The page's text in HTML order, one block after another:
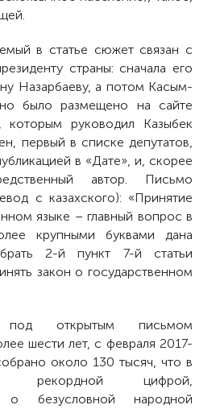
в статье сюжет связан с
страны: сначала его
Назарбаеву, а потом Касым-
было размещено на сайте
которым руководил Казыбек
первый в списке депутатов,
в «Дате», и, скорее
автор. Письмо
с казахского): «Принятие
языке – главный вопрос в
крупными буквами дана
2-й пункт 7-й статьи
закон о государственном
открытым письмом
шести лет, с февраля 2017-
около 130 тысяч, что в
рекордной цифрой,
о безусловной народной